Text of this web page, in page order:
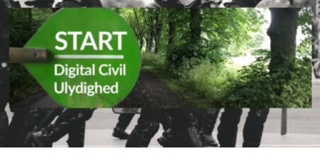
Ulydighed
har
fået
tæsk
af
politiet